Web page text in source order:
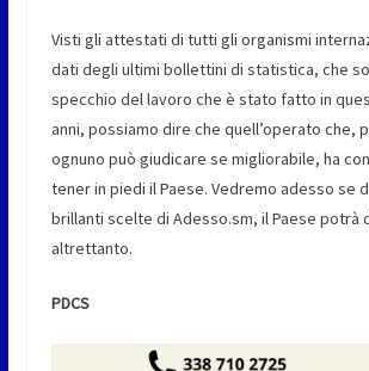
Visti gli attestati di tutti gli organismi
dati degli ultimi bollettini di statistica, che
specchio del lavoro che è stato fatto in
anni, possiamo dire che quell’operato che,
ognuno può giudicare se migliorabile, ha
tener in piedi il Paese. Vedremo adesso se
brillanti scelte di Adesso.sm, il Paese potrà
altrettanto.
PDCS